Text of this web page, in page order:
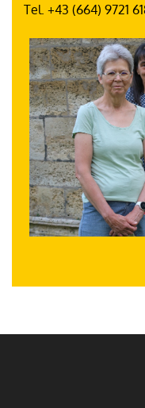
Tel. +43 (664) 9721